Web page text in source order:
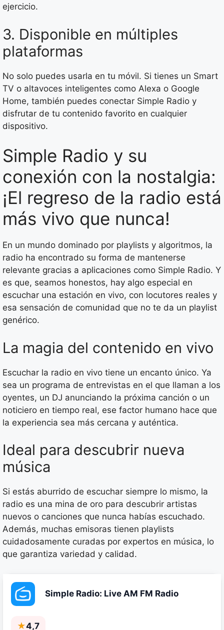
ejercicio.
3. Disponible en múltiples
plataformas
No solo puedes usarla en tu móvil. Si tienes un Smart
TV o altavoces inteligentes como Alexa o Google
Home, también puedes conectar Simple Radio y
disfrutar de tu contenido favorito en cualquier
dispositivo.
Simple Radio y su
conexión con la nostalgia:
¡El regreso de la radio está
más vivo que nunca!
En un mundo dominado por playlists y algoritmos, la
radio ha encontrado su forma de mantenerse
relevante gracias a aplicaciones como Simple Radio. Y
es que, seamos honestos, hay algo especial en
escuchar una estación en vivo, con locutores reales y
esa sensación de comunidad que no te da un playlist
genérico.
La magia del contenido en vivo
Escuchar la radio en vivo tiene un encanto único. Ya
sea un programa de entrevistas en el que llaman a los
oyentes, un DJ anunciando la próxima canción o un
noticiero en tiempo real, ese factor humano hace que
la experiencia sea más cercana y auténtica.
Ideal para descubrir nueva
música
Si estás aburrido de escuchar siempre lo mismo, la
radio es una mina de oro para descubrir artistas
nuevos o canciones que nunca habías escuchado.
Además, muchas emisoras tienen playlists
cuidadosamente curadas por expertos en música, lo
que garantiza variedad y calidad.
Simple Radio: Live AM FM Radio
★4,7